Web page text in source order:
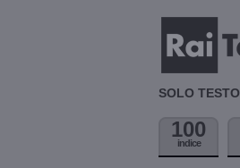
SOLO TESTO
100
indice